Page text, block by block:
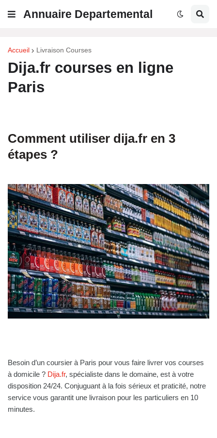
Annuaire Departemental
Accueil Livraison Courses
Dija.fr courses en ligne
Paris
Comment utiliser dija.fr en 3
étapes ?
Besoin d’un coursier à Paris pour vous faire livrer vos courses
à domicile ? Dija.fr, spécialiste dans le domaine, est à votre
disposition 24/24. Conjuguant à la fois sérieux et praticité, notre
service vous garantit une livraison pour les particuliers en 10
minutes.